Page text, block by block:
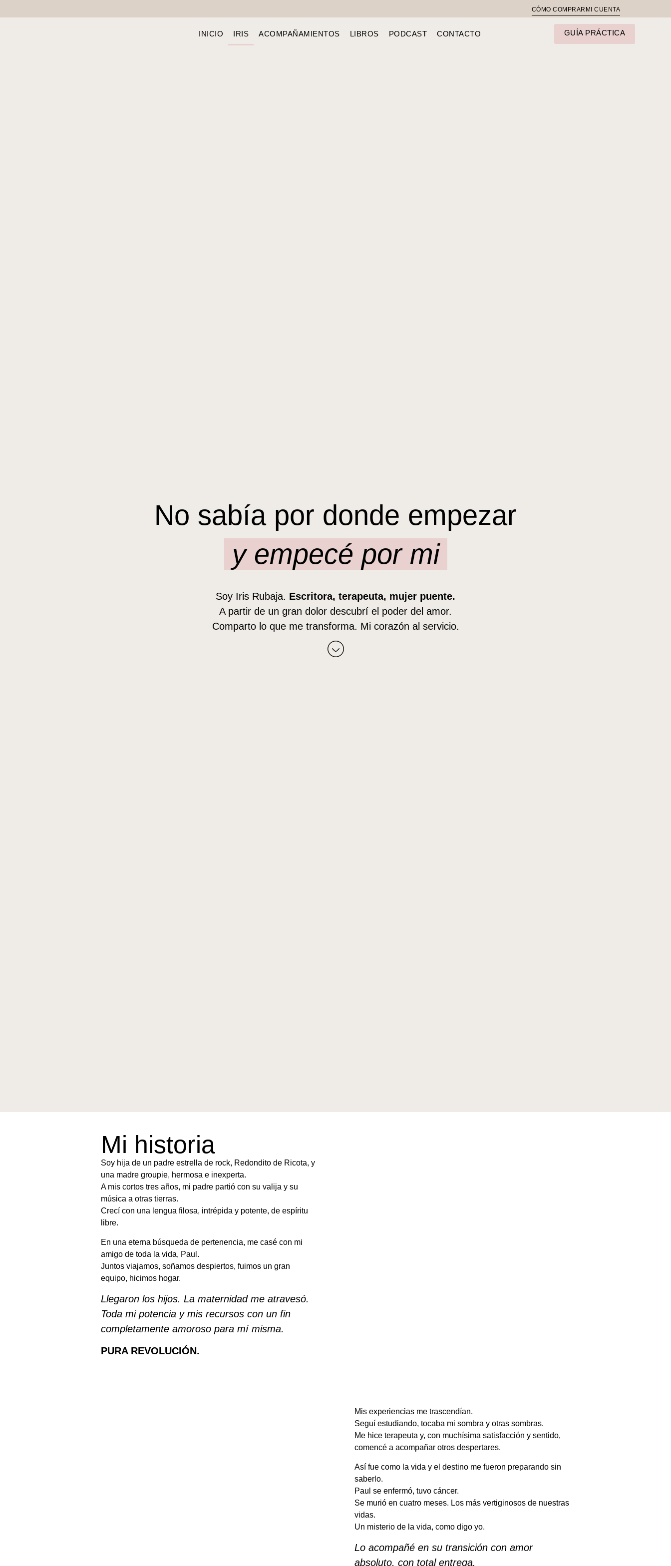
MI CUENTA
CÓMO COMPRAR
INICIO IRIS ACOMPAÑAMIENTOS LIBROS PODCAST CONTACTO GUÍA PRÁCTICA
No sabía por donde empezar
y empecé por mi
Soy Iris Rubaja. Escritora, terapeuta, mujer puente.
A partir de un gran dolor descubrí el poder del amor.
Comparto lo que me transforma. Mi corazón al servicio.
Mi historia
Soy hija de un padre estrella de rock, Redondito de Ricota, y
una madre groupie, hermosa e inexperta.
A mis cortos tres años, mi padre partió con su valija y su
música a otras tierras.
Crecí con una lengua filosa, intrépida y potente, de espíritu
libre.
En una eterna búsqueda de pertenencia, me casé con mi
amigo de toda la vida, Paul.
Juntos viajamos, soñamos despiertos, fuimos un gran
equipo, hicimos hogar.
Llegaron los hijos. La maternidad me atravesó.
Toda mi potencia y mis recursos con un fin
completamente amoroso para mí misma.
PURA REVOLUCIÓN.
Mis experiencias me trascendían.
Seguí estudiando, tocaba mi sombra y otras sombras.
Me hice terapeuta y, con muchísima satisfacción y sentido,
comencé a acompañar otros despertares.
Así fue como la vida y el destino me fueron preparando sin
saberlo.
Paul se enfermó, tuvo cáncer.
Se murió en cuatro meses. Los más vertiginosos de nuestras
vidas.
Un misterio de la vida, como digo yo.
Lo acompañé en su transición con amor
absoluto, con total entrega.